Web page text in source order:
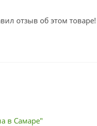
отзыв об этом товаре!
в Самаре"